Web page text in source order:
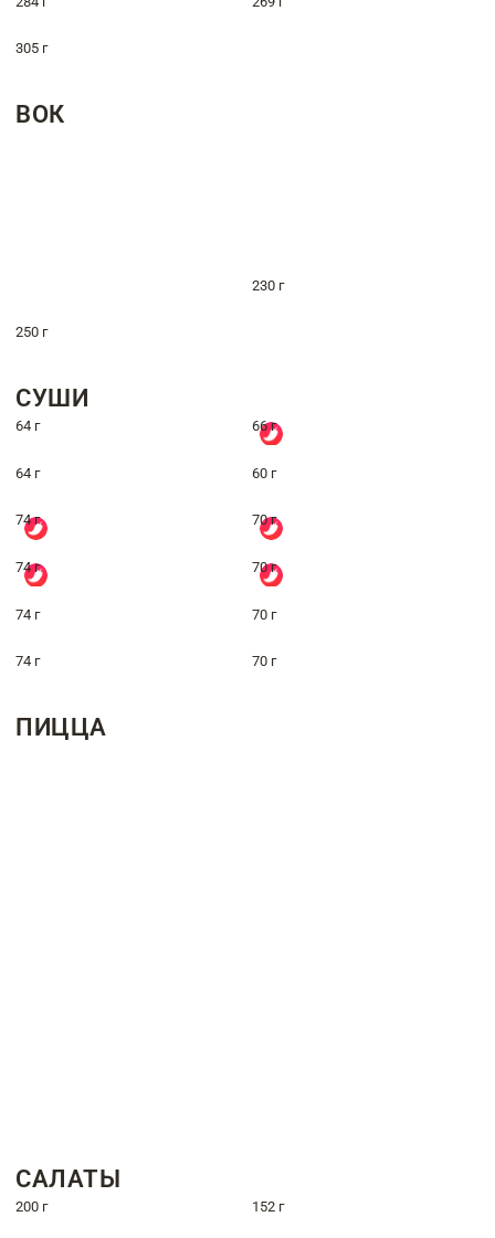
305 г
ВОК
230 г
250 г
СУШИ
64 г 66 г
64 г 60 г
74 г 70 г
74 г 70 г
74 г 70 г
74 г 70 г
ПИЦЦА
САЛАТЫ
200 г 152 г